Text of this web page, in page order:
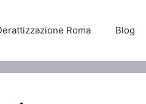
Roma Blog